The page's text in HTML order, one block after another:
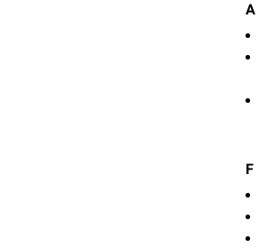
A
F